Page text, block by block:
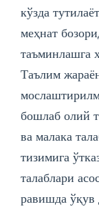
кўзда
меҳнат
таъминлашга
Таълим
бошлаб олий
ва малака
тизимига
талаблари
равишда ўқув